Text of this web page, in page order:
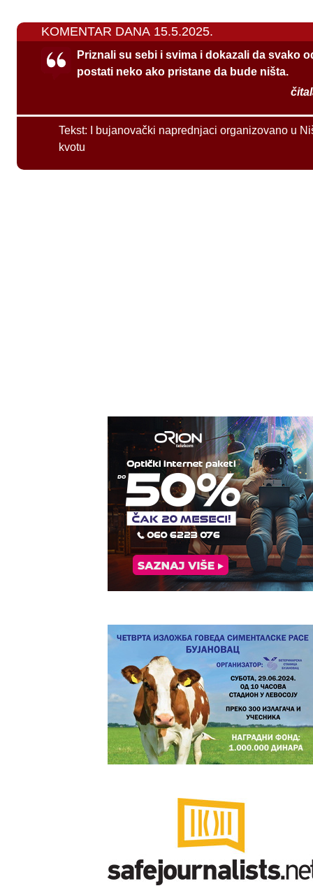
KOMENTAR DANA 15.5.2025.
Priznali su sebi i svima i dokazali da svako
postati neko ako pristane da bude ništa.
Tekst:
I bujanovački naprednjaci organizovano u
kvotu